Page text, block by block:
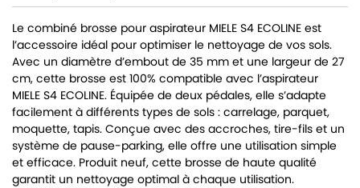
Le combiné brosse pour aspirateur MIELE S4 ECOLINE est
l’accessoire idéal pour optimiser le nettoyage de vos sols.
Avec un diamètre d’embout de 35 mm et une largeur de 27
cm, cette brosse est 100% compatible avec l’aspirateur
MIELE S4 ECOLINE. Équipée de deux pédales, elle s’adapte
facilement à différents types de sols : carrelage, parquet,
moquette, tapis. Conçue avec des accroches, tire-fils et un
système de pause-parking, elle offre une utilisation simple
et efficace. Produit neuf, cette brosse de haute qualité
garantit un nettoyage optimal à chaque utilisation.